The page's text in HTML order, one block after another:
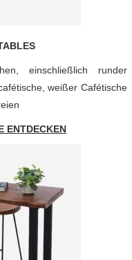
einschließlich runder
weißer Cafétische
ENTDECKEN